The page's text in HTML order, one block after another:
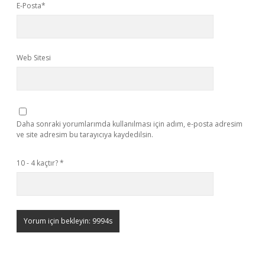
E-Posta*
Web Sitesi
Daha sonraki yorumlarımda kullanılması için adım, e-posta adresim
ve site adresim bu tarayıcıya kaydedilsin.
10 - 4 kaçtır?*